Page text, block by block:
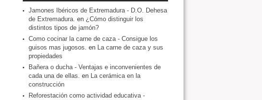
Jamones Ibéricos de Extremadura - D.O. Dehesa
de Extremadura. en ¿Cómo distinguir los
distintos tipos de jamón?
Como cocinar la carne de caza - Consigue los
guisos mas jugosos. en La carne de caza y sus
propiedades
Bañera o ducha - Ventajas e inconvenientes de
cada una de ellas. en La cerámica en la
construcción
Reforestación como actividad educativa -